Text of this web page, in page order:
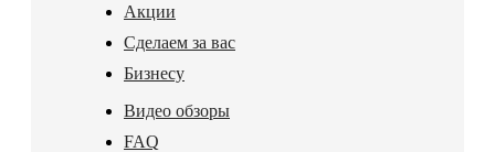
Акции
Сделаем за вас
Бизнесу
Видео обзоры
FAQ